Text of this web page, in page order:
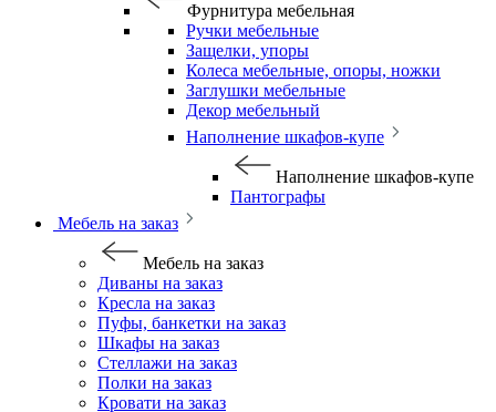
Фурнитура мебельная
Ручки мебельные
Защелки, упоры
Колеса мебельные, опоры, ножки
Заглушки мебельные
Декор мебельный
Наполнение шкафов-купе
Наполнение шкафов-купе
Пантографы
Мебель на заказ
Мебель на заказ
Диваны на заказ
Кресла на заказ
Пуфы, банкетки на заказ
Шкафы на заказ
Стеллажи на заказ
Полки на заказ
Кровати на заказ